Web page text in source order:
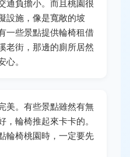
通負擔小。而且桃園很
設施，像是寬敞的坡
一些景點提供輪椅租借
老街，那邊的廁所居然
。
美。有些景點雖然有無
輪椅推起來卡卡的。
輪椅桃園時，一定要先